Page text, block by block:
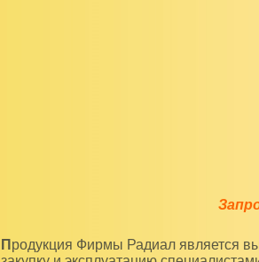
Продукция Фирмы Радиал является высокотехнологичным оборудованием и подразумевает